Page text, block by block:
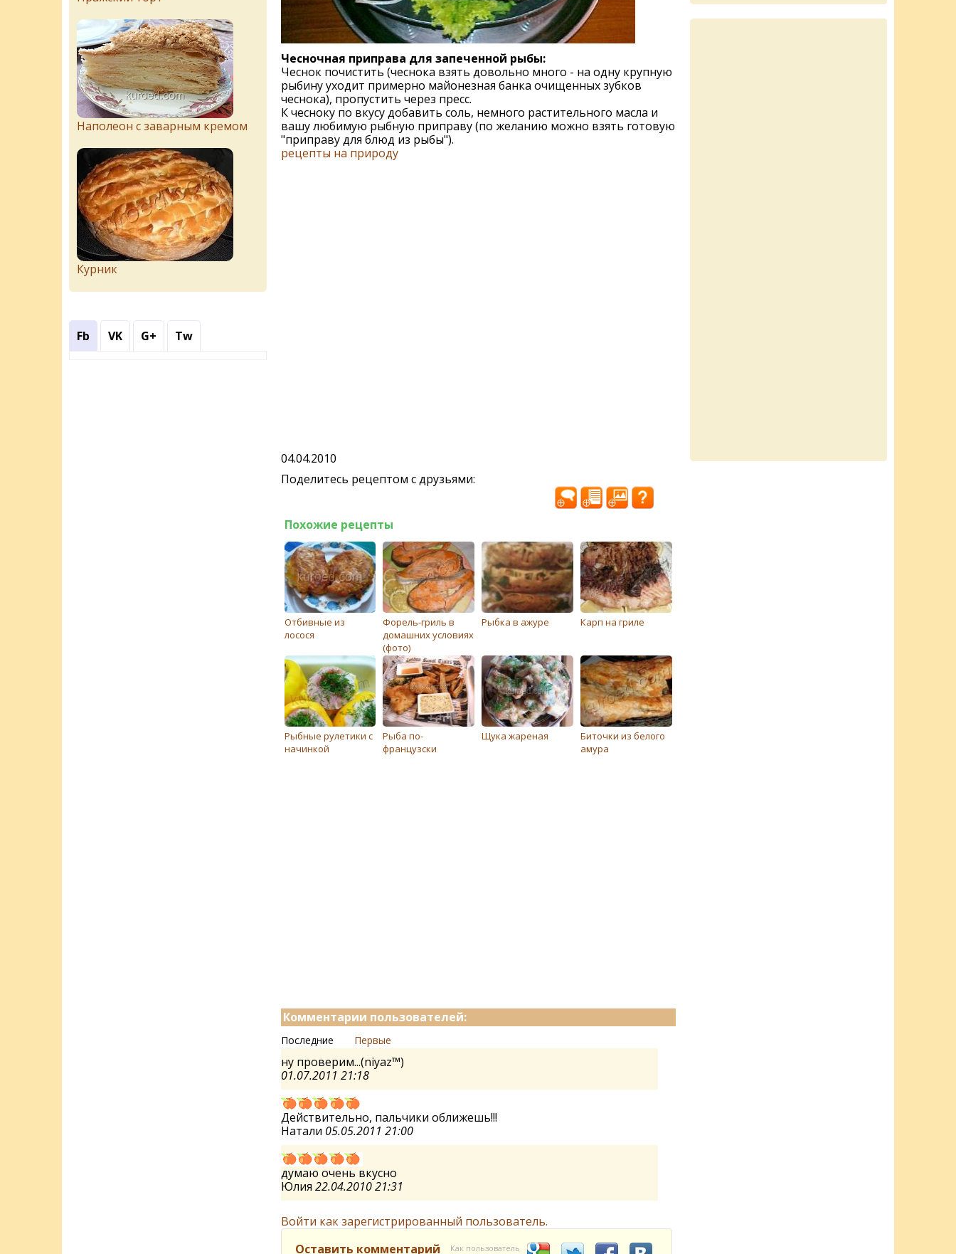
Чесночная приправа для запеченной рыбы:
Чеснок почистить (чеснока взять довольно много - на одну крупную
рыбину уходит примерно майонезная банка очищенных зубков
чеснока), пропустить через пресс.
К чесноку по вкусу добавить соль, немного растительного масла и
вашу любимую рыбную приправу (по желанию можно взять готовую
"приправу для блюд из рыбы").
рецепты на природу
04.04.2010
Поделитесь рецептом с друзьями:
Похожие рецепты
Отбивные из
лосося
Форель-гриль в
домашних условиях
(фото)
Рыбка в ажуре Карп на гриле
Рыбныe рулeтики с
начинкой
Рыба по-
французски
Щука жареная
Биточки из белого
амура
Комментарии пользователей:
Последние Первые
ну проверим...(niyaz™)
01.07.2011 21:18
Действительно, пальчики оближешь!!!
Натали 05.05.2011 21:00
думаю очень вкусно
Юлия 22.04.2010 21:31
Войти как зарегистрированный пользователь.
Оставить комментарий
Как пользователь
Наполеон с заварным кремом
Курник
Fb VK G+ Tw